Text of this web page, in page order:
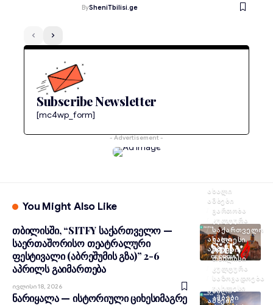
BySheniTbilisi.ge
Subscribe Newsletter
[mc4wp_form]
- Advertisement -
You Might Also Like
ᲐᲮᲐᲚᲘ
ᲐᲛᲑᲔᲑᲘ
ᲒᲐᲠᲗᲝᲑᲐ
ᲙᲣᲚᲢᲣᲠᲐ
ᲡᲐᲥᲐᲠᲗᲕᲔᲚᲝ
ᲣᲐᲮᲚᲔᲡᲘ
ᲐᲛᲑᲔᲑᲘ
თბილისში, “SITFY საქართველო —
საერთაშორისო თეატრალური
ფესტივალი (აბრეშუმის გზა)” 2-6
აპრილს გაიმართება
Ივლისი 18, 2026
ᲐᲮᲐᲚᲘ
ᲐᲛᲑᲔᲑᲘ
ᲗᲑᲘᲚᲘᲡᲘ
ᲙᲣᲚᲢᲣᲠᲐ
ᲡᲐᲖᲝᲒᲐᲓᲝᲔᲑᲐ
ᲣᲐᲮᲚᲔᲡᲘ
ᲐᲛᲑᲔᲑᲘ
ნარიყალა — ისტორიული ციხესიმაგრე
ᲐᲮᲐᲚᲘ
ᲐᲛᲑᲔᲑᲘ